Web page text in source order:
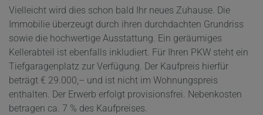
Vielleicht wird dies schon bald Ihr neues Zuhause. Die
Immobilie überzeugt durch ihren durchdachten Grundriss
sowie die hochwertige Ausstattung. Ein geräumiges
Kellerabteil ist ebenfalls inkludiert. Für Ihren PKW steht ein
Tiefgaragenplatz zur Verfügung. Der Kaufpreis hierfür
beträgt € 29.000,– und ist nicht im Wohnungspreis
enthalten. Der Erwerb erfolgt provisionsfrei. Nebenkosten
betragen ca. 7 % des Kaufpreises.